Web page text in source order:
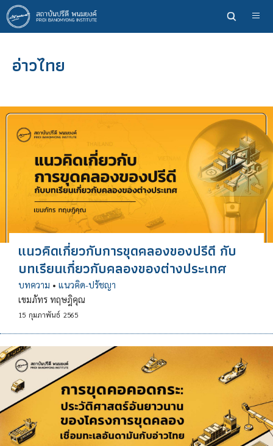
ข้าม
ไป
ยัง
หลักอ่าวไทย
แนวคิดเกี่ยวกับการขุดคลองของปรีดี กับ
บทเรียนเกี่ยวกับคลองของต่างประเทศ
บทความ • แนวคิด-ปรัชญา
เขมภัทร ทฤษฎิคุณ
15 กุมภาพันธ์ 2565